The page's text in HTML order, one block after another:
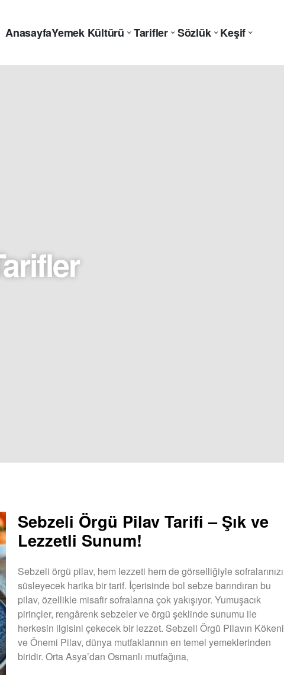
AnasayfaYemek Kültürü Tarifler Sözlük Keşif
Sebzeli Örgü Pilav Tarifi – Şık ve
Lezzetli Sunum!
Sebzeli örgü pilav, hem lezzeti hem de görselliğiyle sofralarınızı
süsleyecek harika bir tarif. İçerisinde bol sebze barındıran bu
pilav, özellikle misafir sofralarına çok yakışıyor. Yumuşacık
pirinçler, rengârenk sebzeler ve örgü şeklinde sunumu ile
herkesin ilgisini çekecek bir lezzet. Sebzeli Örgü Pilavın Kökeni
ve Önemi Pilav, dünya mutfaklarının en temel yemeklerinden
biridir. Orta Asya’dan Osmanlı mutfağına,